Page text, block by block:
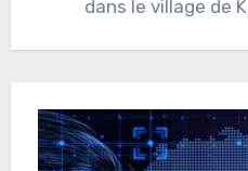
dans le village de